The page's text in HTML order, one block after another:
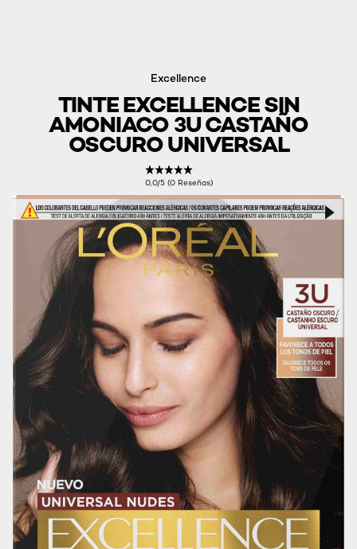
Excellence
TINTE EXCELLENCE SIN
AMONIACO 3U CASTAÑO
OSCURO UNIVERSAL
0,0/5 (0 Reseñas)